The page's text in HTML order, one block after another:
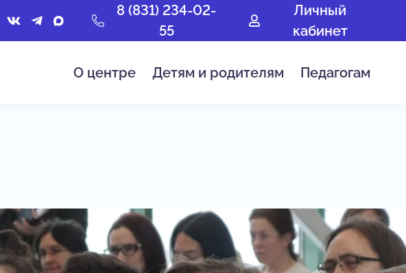
8 (831) 234-02-
55
Личный
кабинет
О центре Детям и родителям Педагогам